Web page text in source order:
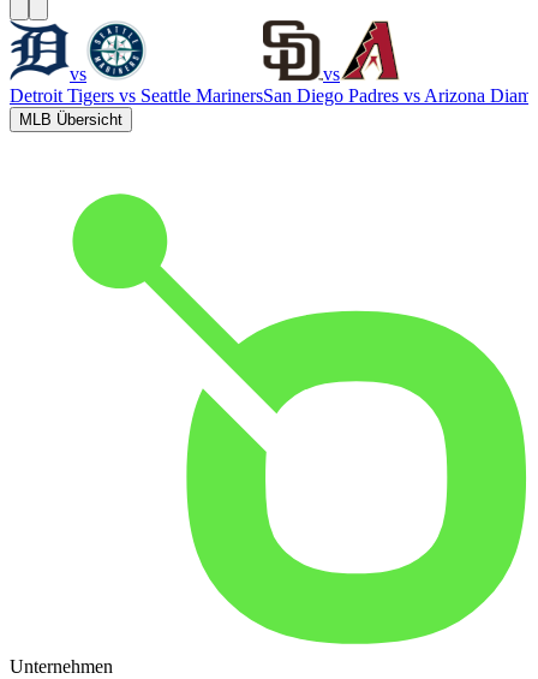
vs
Detroit Tigers vs Seattle Mariners
vs
San Diego Padres vs Arizona
MLB Übersicht
Unternehmen